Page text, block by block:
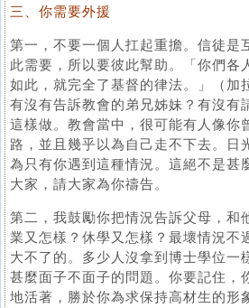
三、你需要外援
第一，不要一個人扛起重擔。信徒是
此需要，所以要彼此幫助。「你們各
如此，就完全了基督的律法。」（加
有沒有告訴教會的弟兄姊妹？有沒有
這樣做。教會當中，很可能有人像你
路，並且幾乎以為自己走不下去。日
為只有你遇到這種情況。這絕不是甚
大家，請大家為你禱告。
第二，我鼓勵你把情況告訴父母，和
業又怎樣？休學又怎樣？最壞情況不
大不了的。多少人沒拿到博士學位一
甚麼面子不面子的問題。你要記住，
地活著，勝於你為求保持高材生的形